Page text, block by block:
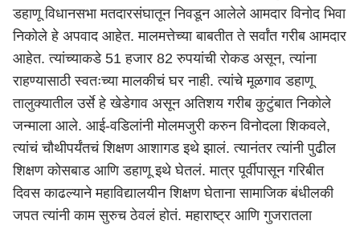
डहाणू विधानसभा मतदारसंघातून निवडून आलेले आमदार विनोद भिवा
निकोले हे अपवाद आहेत. मालमत्तेच्या बाबतीत ते सर्वांत गरीब आमदार
आहेत. त्यांच्याकडे 51 हजार 82 रुपयांची रोकड असून, त्यांना
राहण्यासाठी स्वतःच्या मालकीचं घर नाही. त्यांचे मूळगाव डहाणू
तालुक्यातील उर्से हे खेडेगाव असून अतिशय गरीब कुटुंबात निकोले
जन्माला आले. आई-वडिलांनी मोलमजुरी करुन विनोदला शिकवले,
त्यांचं चौथीपर्यंतचं शिक्षण आशागड इथे झालं. त्यानंतर त्यांनी पुढील
शिक्षण कोसबाड आणि डहाणू इथे घेतलं. मात्र पूर्वीपासून गरिबीत
दिवस काढल्याने महाविद्यालयीन शिक्षण घेताना सामाजिक बंधीलकी
जपत त्यांनी काम सुरुच ठेवलं होतं. महाराष्ट्र आणि गुजरातला